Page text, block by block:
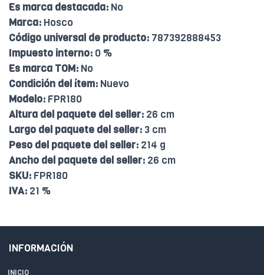
Es marca destacada: No
Marca: Hosco
Código universal de producto: 787392888453
Impuesto interno: 0 %
Es marca TOM: No
Condición del ítem: Nuevo
Modelo: FPR180
Altura del paquete del seller: 26 cm
Largo del paquete del seller: 3 cm
Peso del paquete del seller: 214 g
Ancho del paquete del seller: 26 cm
SKU: FPR180
IVA: 21 %
INFORMACIÓN
INICIO